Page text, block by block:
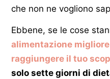
che non ne vogliono
Ebbene, se le cose
alimentazione
raggiungere il tuo
solo sette giorni di